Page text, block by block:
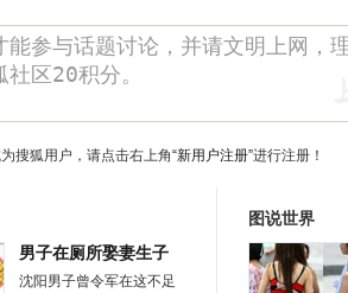
搜狐用户，请点击右上角“新用户注册”进行注册！
男子在厕所娶妻生子
沈阳男子曾令军在这不足
图说世界